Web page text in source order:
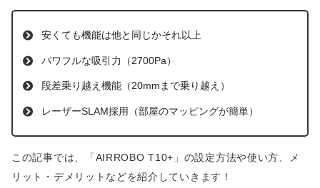
安くても機能は他と同じかそれ以上
パワフルな吸引力（2700Pa）
段差乗り越え機能（20mmまで乗り越え）
レーザーSLAM採用（部屋のマッピングが簡単）
この記事では、「AIRROBO T10+」の設定方法や使い方、メ
リット・デメリットなどを紹介していきます！